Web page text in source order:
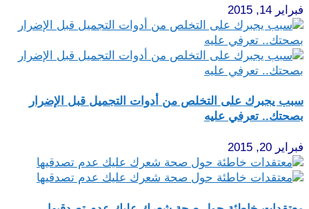
فبراير 14, 2015
سبب يجبرك على التخلص من أدوات التجميل قبل الإضرار
بصحتك.. تعرفي عليه
فبراير 20, 2015